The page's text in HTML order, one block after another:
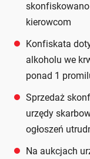
kierowcom
Konfiskata
alkoholu we
ponad 1
Sprzedaż
urzędy
ogłoszeń
Na aukcjach